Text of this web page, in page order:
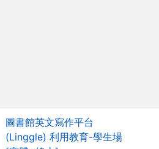
圖書館英文寫作平台
(Linggle) 利用教育-學生場